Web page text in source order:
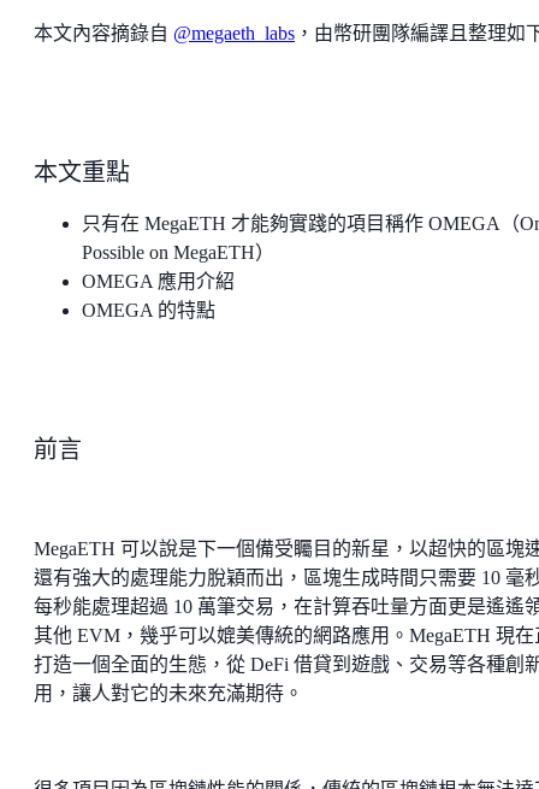
本文內容摘錄自 @megaeth_labs ，由幣研團隊編譯且整理如
本文重點
只有在 MegaETH 才能夠實踐的項目稱作 OMEGA（
Possible on MegaETH）
OMEGA 應用介紹
OMEGA 的特點
前言
MegaETH 可以說是下一個備受矚目的新星，以超快的區塊
還有強大的處理能力脫穎而出，區塊生成時間只需要 10 毫
每秒能處理超過 10 萬筆交易，在計算吞吐量方面更是遙遙
其他 EVM，幾乎可以媲美傳統的網路應用。MegaETH 現在
打造一個全面的生態，從 DeFi 借貸到遊戲、交易等各種創
用，讓人對它的未來充滿期待。